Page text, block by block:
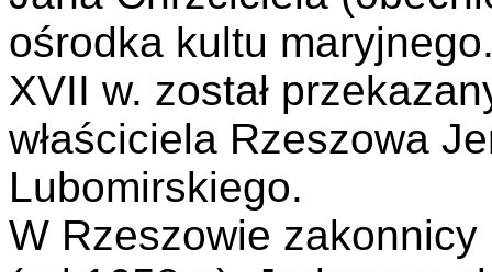
ośrodka kultu
XVII w. został
właściciela Rzeszowa
Lubomirskiego.
W Rzeszowie zakonnicy